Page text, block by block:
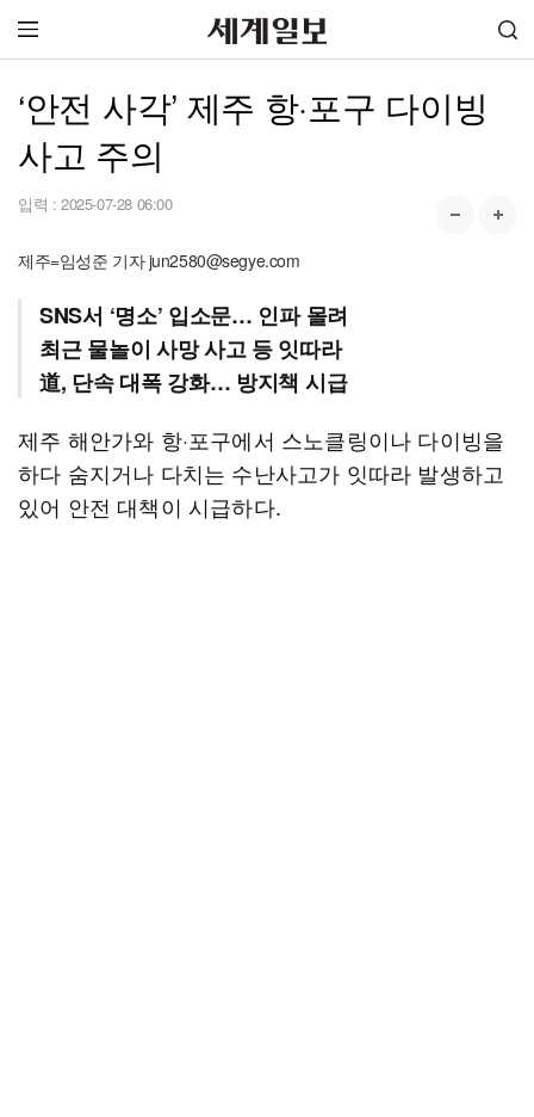
‘안전 사각’ 제주 항·포구 다이빙
사고 주의
입력 : 2025-07-28 06:00
제주=임성준 기자 jun2580@segye.com
SNS서 ‘명소’ 입소문… 인파 몰려
최근 물놀이 사망 사고 등 잇따라
道, 단속 대폭 강화… 방지책 시급
제주 해안가와 항·포구에서 스노클링이나 다이빙을
하다 숨지거나 다치는 수난사고가 잇따라 발생하고
있어 안전 대책이 시급하다.